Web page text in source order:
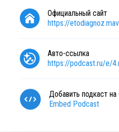
Официальный сайт
https://
Авто-ссылка
https://podcast.ru/e/
Добавить подкаст на
Embed Podcast